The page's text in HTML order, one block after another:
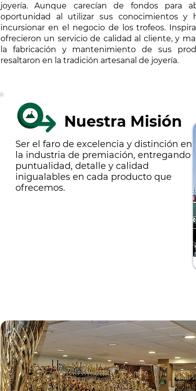
joyería. Aunque carecían de fondos para
oportunidad al utilizar sus conocimientos y
incursionar en el negocio de los trofeos.
ofrecieron un servicio de calidad al cliente, y
la fabricación y mantenimiento de sus
resaltaron en la tradición artesanal de joyería.
Nuestra Misión
Ser el faro de excelencia y distinción en
la industria de premiación, entregando
puntualidad, detalle y calidad
inigualables en cada producto que
ofrecemos.